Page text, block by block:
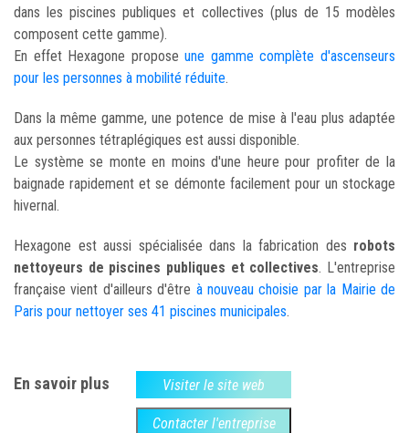
dans les piscines publiques et collectives (plus de 15 modèles
composent cette gamme).
En effet Hexagone proposeune gamme complète d'ascenseurs
pour les personnes à mobilité réduite
Dans la même gamme, une potence de mise à l'eau plus adaptée
aux personnes tétraplégiques est aussi disponible.
Le système se monte en moins d'une heure pour profiter de la
baignade rapidement et se démonte facilement pour un stockage
hivernal.
Hexagone est aussi spécialisée dans la fabrication des robots
nettoyeurs de piscines publiques et collectives . L'entreprise
française vient d'ailleurs d'être à nouveau choisie par la Mairie de
Paris pour nettoyer ses 41 piscines municipales
En savoir plus Visiter le site web
Contacter l'entreprise